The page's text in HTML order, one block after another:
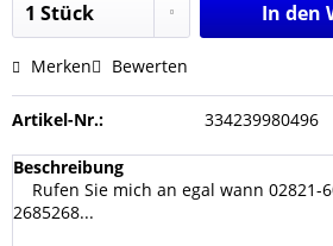
In den
Merken Bewerten
Artikel-Nr.: 334239980496
Beschreibung
Rufen Sie mich an egal wann 02821-
2685268...